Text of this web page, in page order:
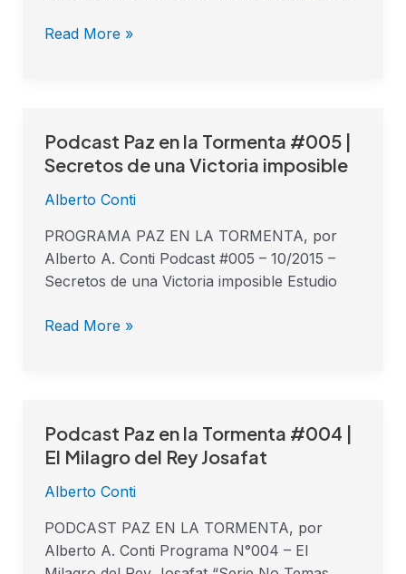
cuando
Read More »
Podcast Paz en la Tormenta #005 |
Secretos de una Victoria imposible
Alberto Conti
PROGRAMA PAZ EN LA TORMENTA, por
Alberto A. Conti Podcast #005 – 10/2015 –
Secretos de una Victoria imposible Estudio
Podcast
Paz
la
Tormenta
#005
|
de
Read More »
Podcast Paz en la Tormenta #004 |
El Milagro del Rey Josafat
Alberto Conti
PODCAST PAZ EN LA TORMENTA, por
Alberto A. Conti Programa N°004 – El
Podcast
Paz
la
Tormenta
#004
|